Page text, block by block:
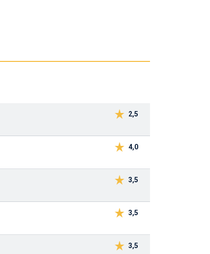
2,5
4,0
3,5
3,5
3,5